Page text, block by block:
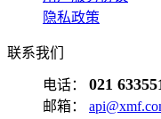
隐私政策
联系我们
电话： 021
邮箱：